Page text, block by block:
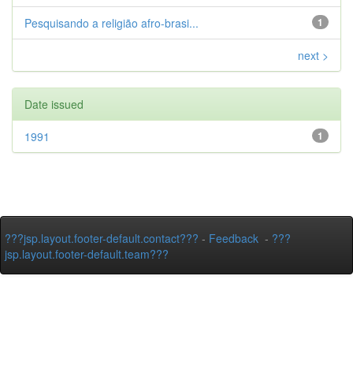
1
Pesquisando a religião afro-brasi...
next >
Date issued
1
1991
???jsp.layout.footer-default.contact??? - Feedback - ???
jsp.layout.footer-default.team???